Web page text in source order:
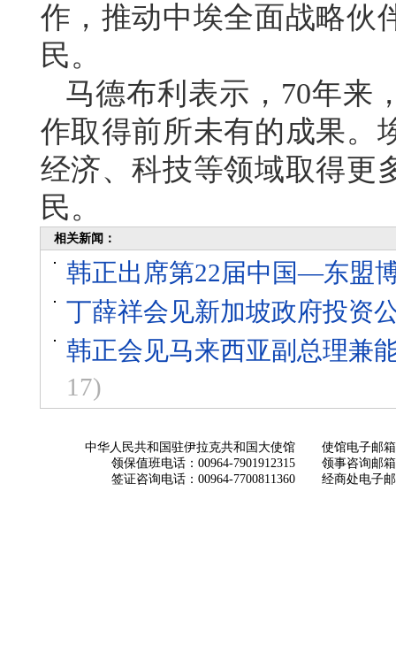
作，推动中埃全面战略伙
民。
马德布利表示，70年来
作取得前所未有的成果。
经济、科技等领域取得更
民。
相关新闻：
韩正出席第22届中国—东盟
丁薛祥会见新加坡政府投资
韩正会见马来西亚副总理兼
17)
中华人民共和国驻伊拉克共和国大使馆
领保值班电话：00964-7901912315
签证咨询电话：00964-7700811360
使馆电子邮箱
领事咨询邮箱
经商处电子